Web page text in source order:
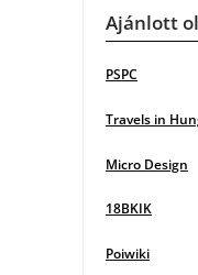
Ajánlott
PSPC
Travels in
Micro Design
18BKIK
Poiwiki